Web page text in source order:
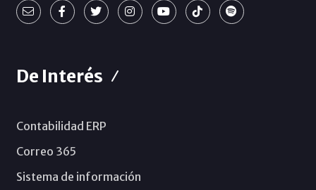
De Interés
Contabilidad ERP
Correo 365
Sistema de información